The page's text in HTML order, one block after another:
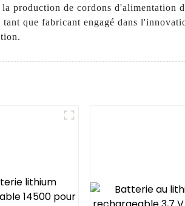
production de cordons d'alimentation
que fabricant engagé dans